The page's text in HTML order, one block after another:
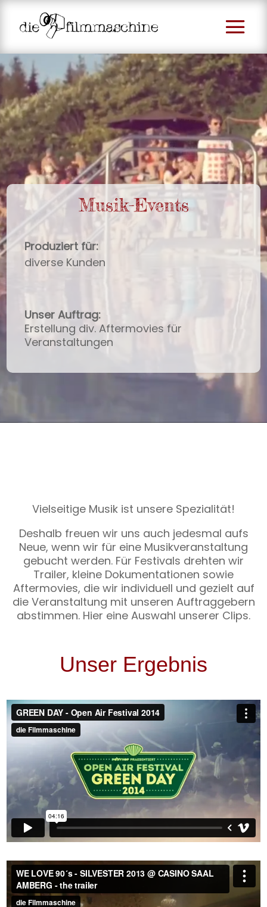
Musik-Events
Produziert für:
diverse Kunden
Unser Auftrag:
Erstellung div. Aftermovies für
Veranstaltungen
Vielseitige Musik ist unsere Spezialität!
Deshalb freuen wir uns auch jedesmal aufs
Neue, wenn wir für eine Musikveranstaltung
gebucht werden. Für Festivals drehten wir
Trailer, kleine Dokumentationen sowie
Aftermovies, die wir individuell und gezielt auf
die Veranstaltung mit unseren Auftraggebern
abstimmen. Hier eine Auswahl unserer Clips.
Unser Ergebnis